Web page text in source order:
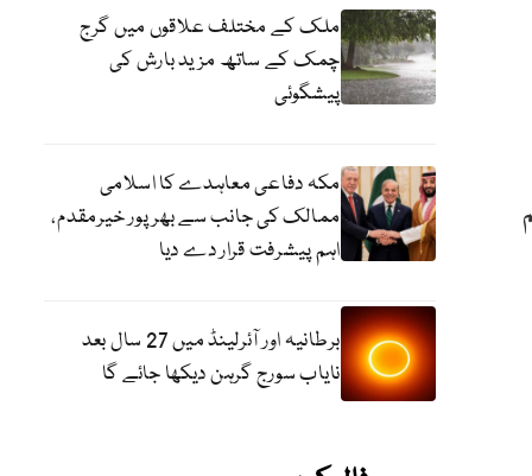
ملک کے مختلف علاقوں میں گرج
چمک کے ساتھ مزید بارش کی
پیشگوئی
مکہ دفاعی معاہدے کا اسلامی
ممالک کی جانب سے بھرپور خیرمقدم،
اہم پیشرفت قرار دے دیا
برطانیہ اور آئرلینڈ میں 27 سال بعد
نایاب سورج گرہن دیکھا جائے گا